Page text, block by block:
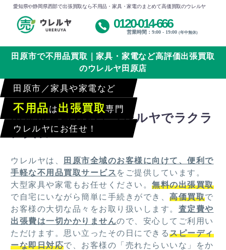
愛知県や静岡県西部で出張買取なら不用品・家具・家電のまとめて高価買取のウレルヤ
0120-014-666
営業時間：9:00 - 19:00 (年中無休)
田原市で不用品買取｜家具・家電など高評価出張買取
のウレルヤ田原店
田原市／家具や家電など
不用品は出張買取専門
ウレルヤにお任せ！
田原市全域対応！ウレルヤでラクラ
ク買取
ウレルヤは、
田原市全域のお客様に向けて、便利で
手軽な不用品買取サービス をご提供しています。
大型家具や家電もお任せください。 無料の出張買取
で自宅にいながら簡単に手続きができ、 高価買取で
お客様の大切な品々をお取り扱いします。 査定費や
出張費は一切かかりませんので、安心してご利用い
ただけます。思い立ったその日にできるスピーディ
ーな即日対応で、お客様の「売れたらいいな」をか